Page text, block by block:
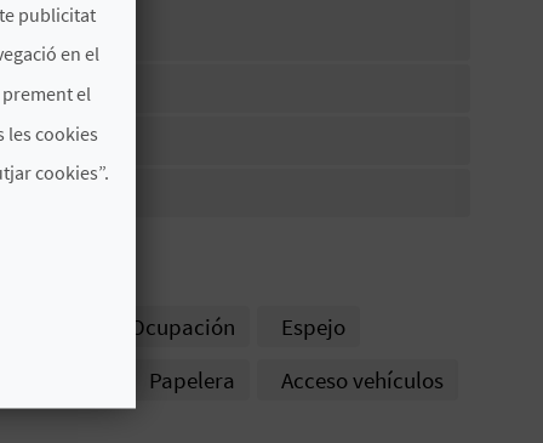
Licencia Ocupación
Espejo
Papelera
Acceso vehículos
publicitat
en el
el
les cookies
cookies”.